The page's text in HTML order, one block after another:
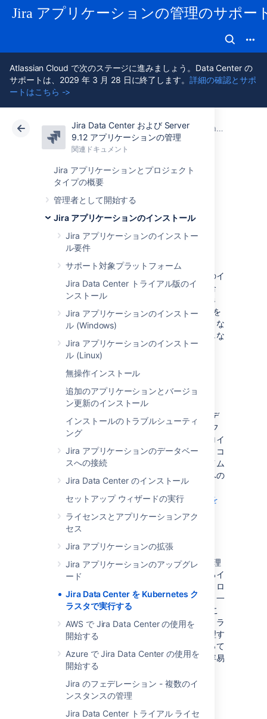
Jira アプリケーションの管理のサポー
Atlassian Cloud で次のステージに進みましょう。Data Center の
サポートは、2029 年 3 月 28 日に終了します。詳細の確認とサポ
ートはこちら ->
Jira Data Center および Server
9.12 アプリケーションの管理
関連ドキュメント
Jira アプリケーションとプロジェクト
タイプの概要
管理者として開始する
Jira アプリケーションのインストール
Jira アプリケーションのインストー
ル要件
サポート対象プラットフォーム
Jira Data Center トライアル版のイ
ンストール
Jira アプリケーションのインストー
ル (Windows)
Jira アプリケーションのインストー
ル (Linux)
無操作インストール
追加のアプリケーションとバージョ
ン更新のインストール
インストールのトラブルシューティ
ング
Jira アプリケーションのデータベー
スへの接続
Jira Data Center のインストール
セットアップ ウィザードの実行
ライセンスとアプリケーションアク
セス
Jira アプリケーションの拡張
Jira アプリケーションのアップグレ
ード
Jira Data Center を Kubernetes ク
ラスタで実行する
AWS で Jira Data Center の使用を
開始する
Azure で Jira Data Center の使用を
開始する
Jira のフェデレーション - 複数のイ
ンスタンスの管理
Jira Data Center トライアル ライセ
アトラシアン サポート Jira アプリケーション 9.12 の管理 関連ドキュメント
Jira アプリケーションのインストール
クラウド Data Center 9.12
Jira Data Center を
Kubernetes クラス
タで実行する
オンプレミス型の環境を運用していて、最新のイ
ンフラストラクチャの採用を検討している場合
は、Atlassian Data Center 製品を Kubernetes
クラスターにデプロイできます。Kubernetes を
活用することで、組織の規制要件を損なうことな
く、大規模な管理エクスペリエンスを簡素化しな
がら、チーム間の俊敏性を高めることができま
Kubernetes とは?
Kubernetes (K8s) は、可用性の高い、迅速なデ
プロイとコンテナー オーケストレーションのフ
レームワークです。これを使用すると、デプロイ
を 1 か所で簡単に管理および自動化できます。コ
ンテナーを多用するため、アプリはダウンタイム
なしで最新の状態に保たれ、必要な依存関係への
安全で信頼性の高いアクセスが常に確保されま
詳細は、Kubernetes の公式 Web サイトを
機能の仕組み
Kubernetes はコンテナー化されたアプリの管理
を自動化します。コンテナーおよび基盤となるイ
ンフラストラクチャを管理し、スケーリング、ロ
ールアウト、ロールバックなどを自動化する、一
元的なコントロール プレーンを提供します。こ
のプラットフォームは基盤となるインフラストラ
クチャを抽象化し、コンテナーとアプリを管理す
る統合的な方法を提供するため、開発者にとって
はアプリの大規模な構築、デプロイ、実行が容易
になります。
Kubernetes を使用する理由